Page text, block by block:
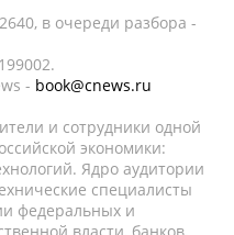
в очереди разбора -
- book@cnews.ru
и сотрудники одной
экономики:
Ядро аудитории
специалисты
федеральных и